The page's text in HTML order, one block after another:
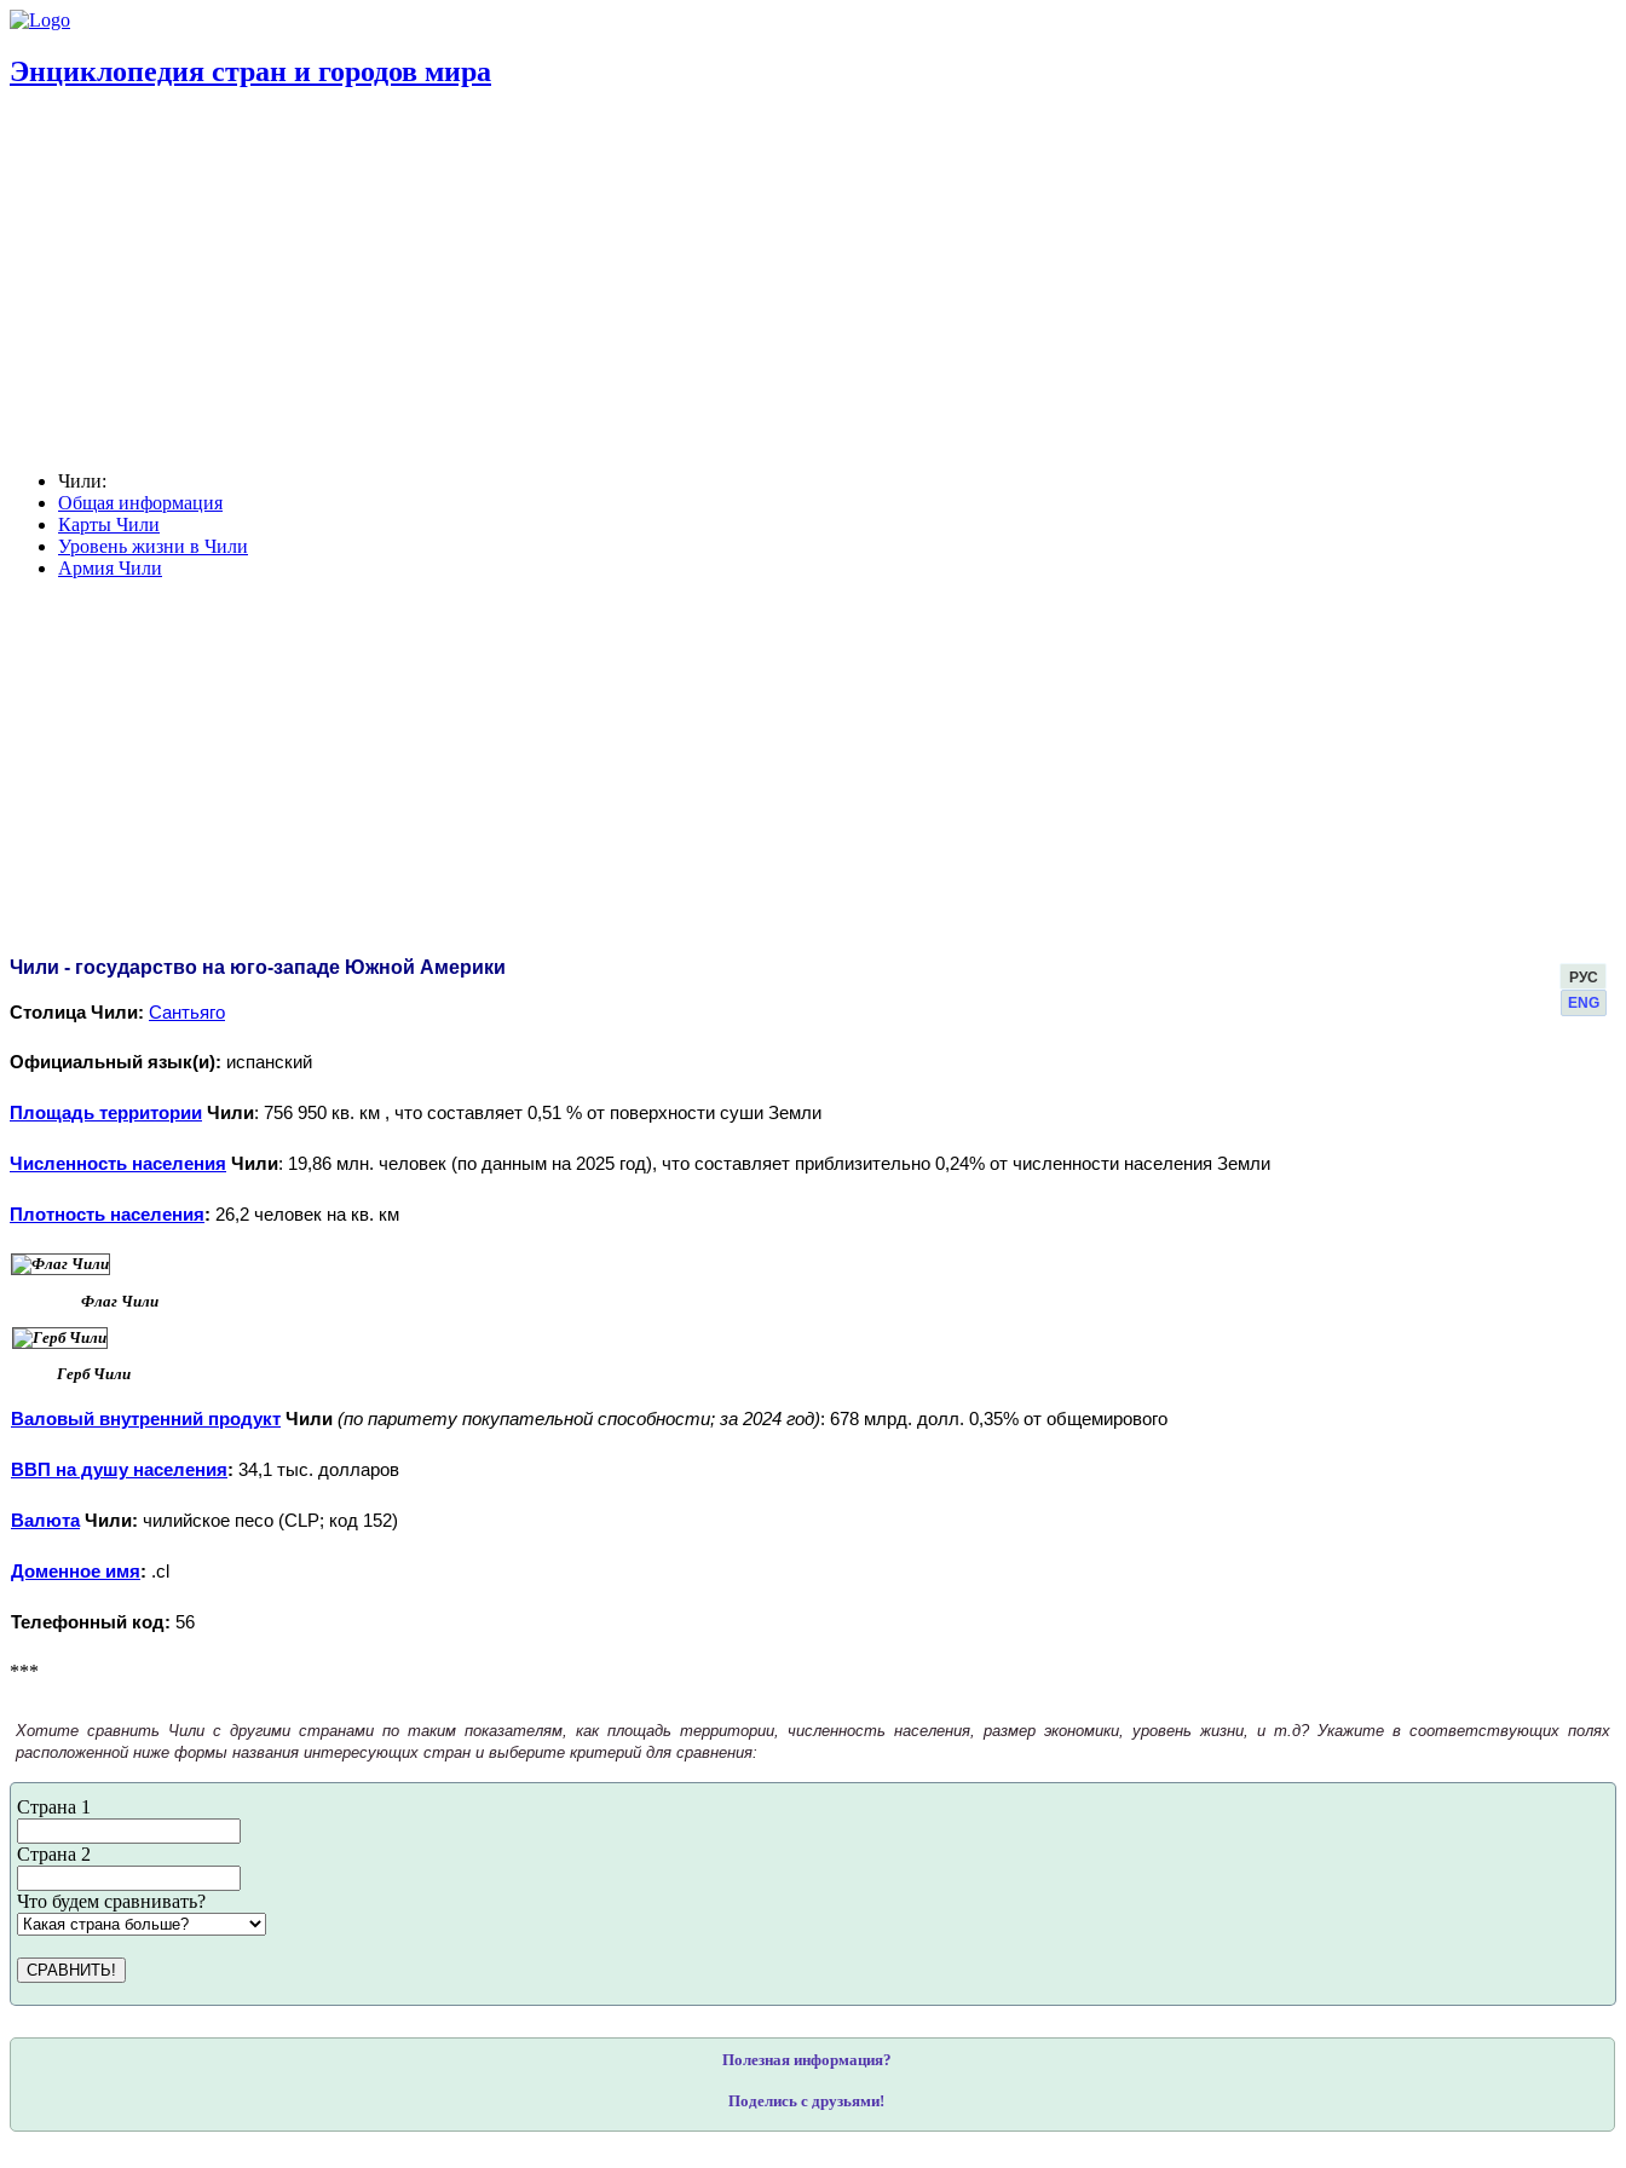
Энциклопедия стран и городов мира
Чили:
Общая информация
Карты Чили
Уровень жизни в Чили
Армия Чили
РУС
ENG
Чили - государство на юго-западе Южной Америки
Столица Чили: Сантьяго
Официальный язык(и): испанский
Площадь территории Чили: 756 950 кв. км , что составляет 0,51 % от поверхности суши Земли
Численность населения Чили: 19,86 млн. человек (по данным на 2025 год), что составляет приблизительно 0,24% от численности населения Земли
Плотность населения: 26,2 человек на кв. км
Флаг Чили
Герб Чили
Валовый внутренний продукт Чили (по паритету покупательной способности; за 2024 год): 678 млрд. долл. 0,35% от общемирового
ВВП на душу населения: 34,1 тыс. долларов
ВалютаЧили: чилийское песо (CLP; код 152)
Доменное имя: .cl
Телефонный код: 56
***
Хотите сравнить Чили с другими странами по таким показателям, как площадь территории, численность населения, размер экономики, уровень жизни, и т.д? Укажите в соответствующих полях
расположенной ниже формы названия интересующих стран и выберите критерий для сравнения:
Страна 1
Страна 2
Что будем сравнивать?
СРАВНИТЬ!
Полезная информация?
Поделись с друзьями!